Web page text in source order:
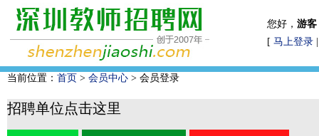
您好， 游客
[ 马上登录
当前位置： 首页 > 会员中心 > 会员登录
招聘单位点击这里